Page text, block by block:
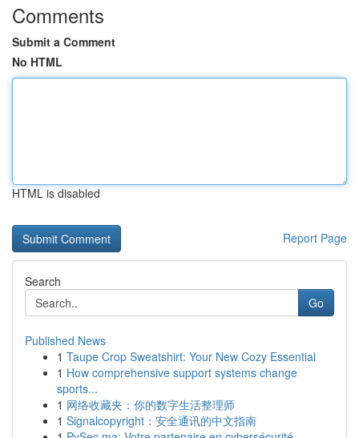
Comments
Submit a Comment
No HTML
HTML is disabled
Report Page
Search
Go
Published News
1 Taupe Crop Sweatshirt: Your New Cozy Essential
1 How comprehensive support systems change
sports...
1 网络收藏夹：你的数字生活整理师
1 Signalcopyright：安全通讯的中文指南